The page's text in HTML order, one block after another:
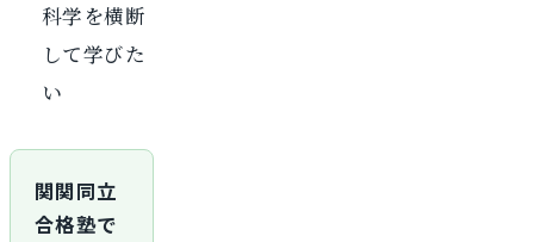
科学を横断
して学びた
い
関関同立
合格塾で